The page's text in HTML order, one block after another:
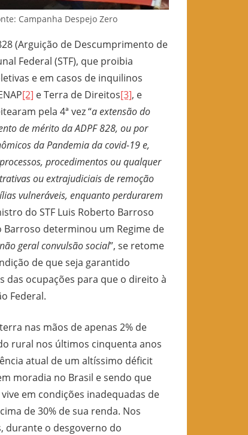
Campanha Despejo Zero
(Arguição de Descumprimento de
Federal (STF), que proibia
e em casos de inquilinos
[2] e Terra de Direitos[3], e
pela 4ª vez “a extensão do
de mérito da ADPF 828, ou por
da Pandemia da covid-19 e,
procedimentos ou qualquer
ou extrajudiciais de remoção
vulneráveis, enquanto perdurarem
do STF Luis Roberto Barroso
Barroso determinou um Regime de
geral convulsão social”, se retome
de que seja garantido
das ocupações para que o direito à
Federal.
nas mãos de apenas 2% de
rural nos últimos cinquenta anos
atual de um altíssimo déficit
moradia no Brasil e sendo que
em condições inadequadas de
de 30% de sua renda. Nos
durante o desgoverno do